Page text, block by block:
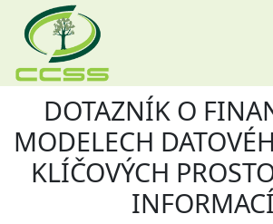
Skip navigation
DOTAZNÍK O
MODELECH
KLÍČOVÝCH
INFORMACÍ